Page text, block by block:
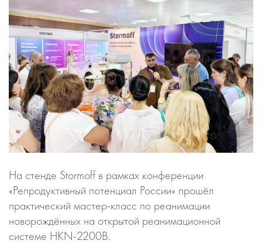
На стенде Stormoff в рамках конференции
«Репродуктивный потенциал России» прошёл
практический мастер-класс по реанимации
новорождённых на открытой реанимационной
системе HKN-2200B.